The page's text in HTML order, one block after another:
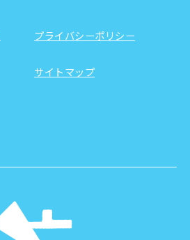
プライバシーポリシー
サイトマップ